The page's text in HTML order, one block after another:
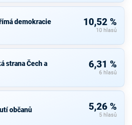
demokracie
10,52 %
10 hlasů
strana Čech a
6,31 %
6 hlasů
občanů 5,26 %
5 hlasů